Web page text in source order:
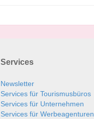
Services
Newsletter
Services für Tourismusbüros
Services für Unternehmen
Services für Werbeagenturen